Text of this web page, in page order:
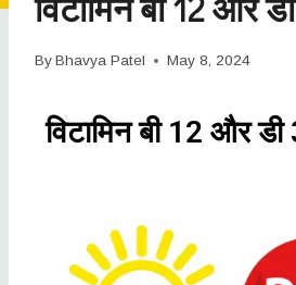
By Bhavya Patel May 8, 2024
विटामिन बी 12 और